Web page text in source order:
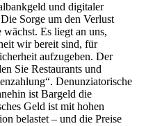
und digitaler
Sorge um den Verlust
Es liegt an uns,
wir bereit sind, für
aufzugeben. Der
Sie Restaurants und
Denunziatorische
ist Bargeld die
Geld ist mit hohen
belastet – und die Preise